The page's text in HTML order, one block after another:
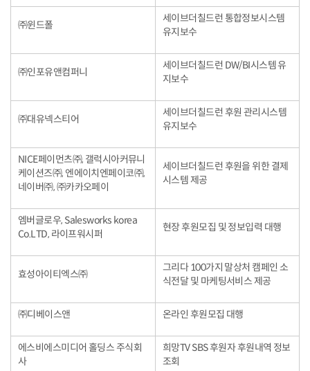
㈜윈드폴
세이브더칠드런 통합정보시스템
유지보수
㈜인포유앤컴퍼니
세이브더칠드런 DW/BI시스템 유
지보수
㈜대유넥스티어
세이브더칠드런 후원 관리시스템
유지보수
NICE페이먼츠㈜, 갤럭시아커뮤니
케이션즈㈜, 엔에이치엔페이코㈜,
네이버㈜, ㈜카카오페이
세이브더칠드런 후원을 위한 결제
시스템 제공
엠버글로우, Salesworks korea
Co.LTD, 라이프워시퍼
현장 후원모집 및 정보입력 대행
효성아이티엑스㈜
그리다 100가지 말상처 캠페인 소
식전달 및 마케팅서비스 제공
㈜디베이스앤 온라인 후원모집 대행
에스비에스미디어 홀딩스 주식회
사
희망TV SBS 후원자 후원내역 정보
조회